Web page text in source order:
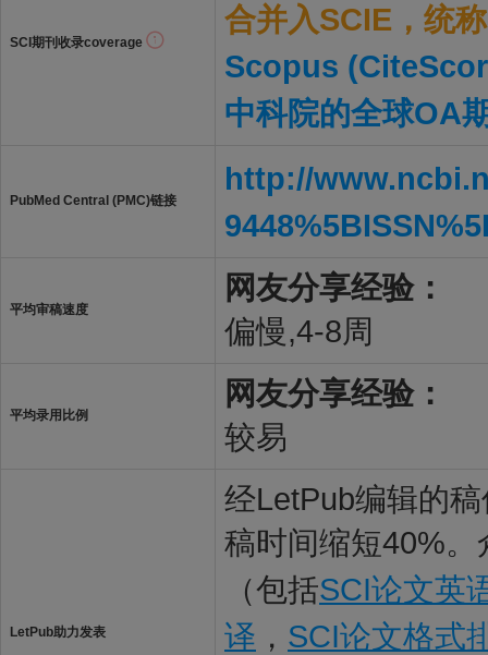
SCI期刊收录coverage
合并入SCIE，统
Scopus
中科院的全球OA
PubMed Central (PMC)链接
http://
平均审稿速度
网友分享经验：
偏慢,4-8周
平均录用比例
网友分享经验：
较易
LetPub助力发表
经LetPub编辑的
稿时间缩短40%
（包括SCI论文英
译 ， SCI论文格式